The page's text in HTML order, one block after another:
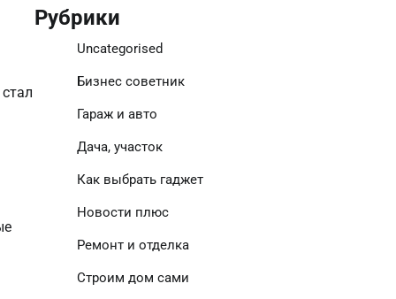
Рубрики
Uncategorised
Бизнес советник
Гараж и авто
Дача, участок
Как выбрать гаджет
Новости плюс
Ремонт и отделка
Строим дом сами